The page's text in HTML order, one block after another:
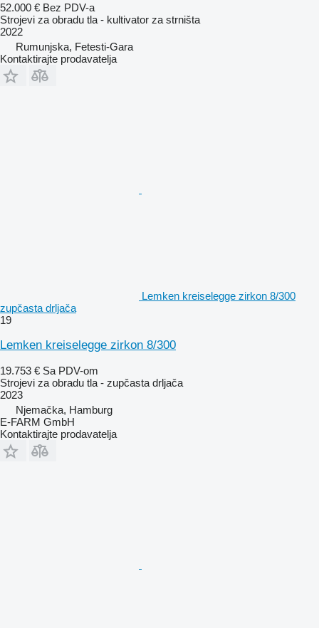
52.000 € Bez PDV-a
Strojevi za obradu tla - kultivator za strništa
2022
Rumunjska, Fetesti-Gara
Kontaktirajte prodavatelja
Lemken kreiselegge zirkon 8/300
zupčasta drljača
19
Lemken kreiselegge zirkon 8/300
19.753 € Sa PDV-om
Strojevi za obradu tla - zupčasta drljača
2023
Njemačka, Hamburg
E-FARM GmbH
Kontaktirajte prodavatelja